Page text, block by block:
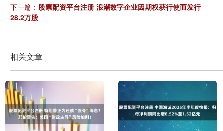
下一篇： 股票配资平台注册 浪潮数字企业因期权获行使而发行
28.2万股
相关文章